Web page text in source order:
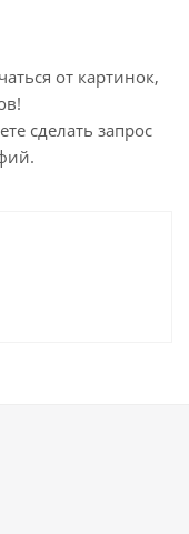
от картинок,
сделать запрос